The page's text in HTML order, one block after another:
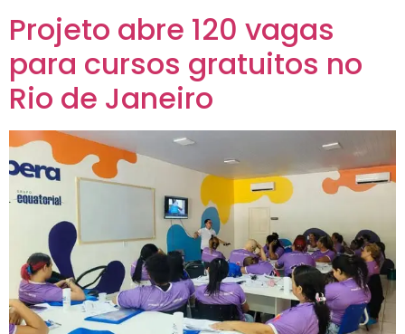
Projeto abre 120 vagas
para cursos gratuitos no
Rio de Janeiro